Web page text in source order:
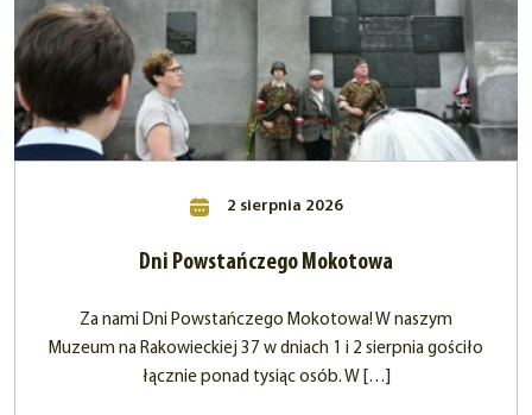
2 sierpnia 2026
Dni Powstańczego Mokotowa
Za nami Dni Powstańczego Mokotowa! W naszym
Muzeum na Rakowieckiej 37 w dniach 1 i 2 sierpnia gościło
łącznie ponad tysiąc osób. W […]